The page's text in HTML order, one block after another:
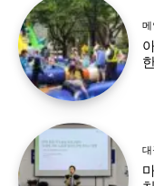
메
대